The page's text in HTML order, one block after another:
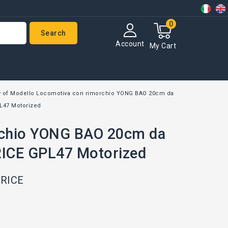
My Cart
0
Account
Search
of Modello Locomotiva con rimorchio YONG BAO 20cm da
Motorized
YONG BAO 20cm da
GPL47 Motorized